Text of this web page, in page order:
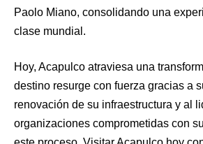
Paolo Miano, consolidando una
clase mundial.
Hoy, Acapulco atraviesa una
destino resurge con fuerza gracias a
renovación de su infraestructura y al
organizaciones comprometidas con